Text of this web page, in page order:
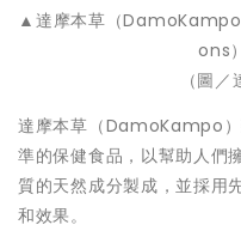
▲達摩本草（DamoKampo
ons
（圖
達摩本草（DamoKampo）
準的保健食品，以幫助人們
質的天然成分製成，並採用
和效果。